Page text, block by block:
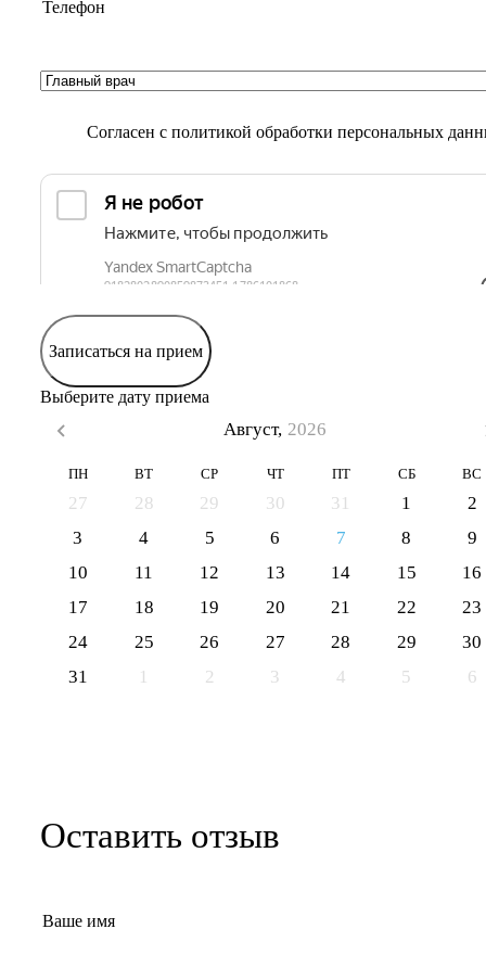
Согласен с политикой обработки персональных
Записаться на прием
Выберите дату приема
Август, 2026
ПН ВТ СР ЧТ ПТ СБ ВС
27 28 29 30 31 1
2
3
4 5 6 7 8
9
10
11 12 13 14 15
16
17
18 19 20 21 22
23
24
25 26 27 28 29
30
31
1 2 3 4 5 6
Оставить отзыв